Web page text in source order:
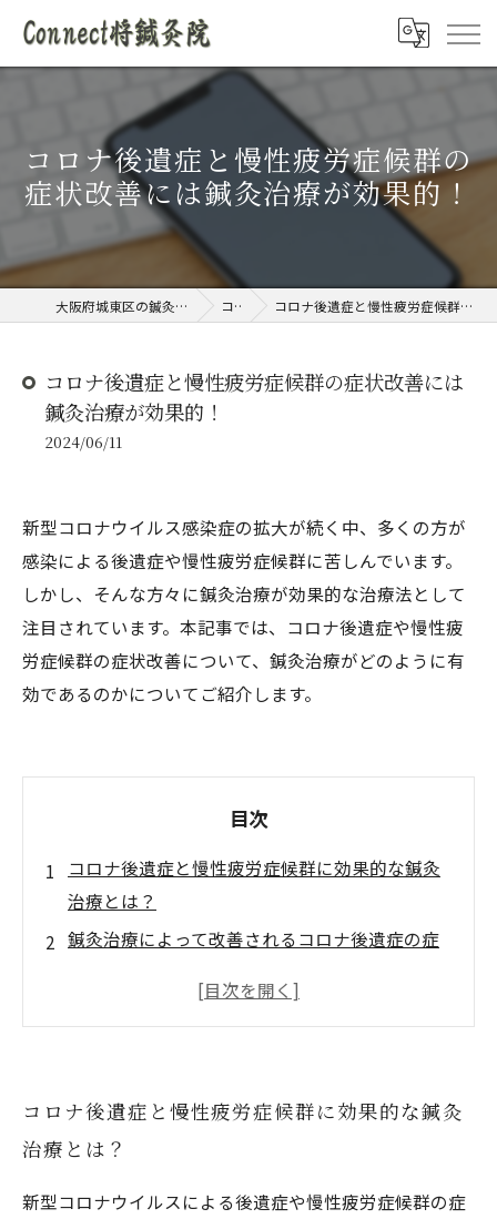
コロナ後遺症と慢性疲労症候群の
症状改善には鍼灸治療が効果的！
大阪府城東区の鍼灸院ならConnect将鍼灸院 コラム コロナ後遺症と慢性疲労症候群の症状改善には鍼灸治療が効果的！
コロナ後遺症と慢性疲労症候群の症状改善には
鍼灸治療が効果的！
2024/06/11
新型コロナウイルス感染症の拡大が続く中、多くの方が
感染による後遺症や慢性疲労症候群に苦しんでいます。
しかし、そんな方々に鍼灸治療が効果的な治療法として
注目されています。本記事では、コロナ後遺症や慢性疲
労症候群の症状改善について、鍼灸治療がどのように有
効であるのかについてご紹介します。
目次
コロナ後遺症と慢性疲労症候群に効果的な鍼灸
治療とは？
鍼灸治療によって改善されるコロナ後遺症の症
鍼灸治療が緊急時のコロナ対策にもなる理由
鍼灸治療がもたらす心身のリラックス効果が重
要なポイント
コロナ後遺症と慢性疲労症候群に効果的な鍼灸
治療とは？
新型コロナウイルスによる後遺症や慢性疲労症候群の症